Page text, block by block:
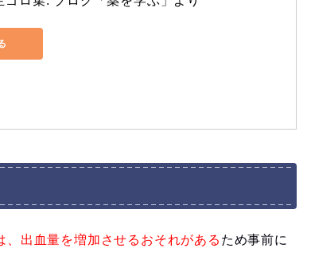
、出血量を増加させるおそれがある ため事前に